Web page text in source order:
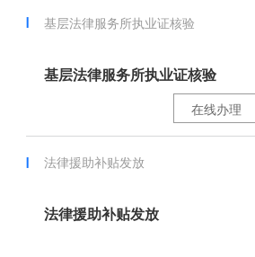
基层法律服务所执业证核验
基层法律服务所执业证核验
在线办理
法律援助补贴发放
法律援助补贴发放